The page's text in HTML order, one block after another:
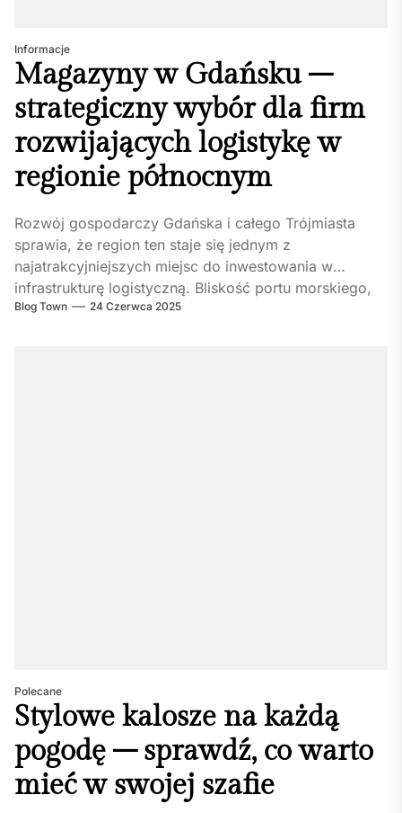
Informacje
Magazyny w Gdańsku –
strategiczny wybór dla firm
rozwijających logistykę w
regionie północnym
Rozwój gospodarczy Gdańska i całego Trójmiasta
sprawia, że region ten staje się jednym z
najatrakcyjniejszych miejsc do inwestowania w
infrastrukturę logistyczną. Bliskość portu morskiego,
doskonała...
Blog Town 24 Czerwca 2025
Polecane
Stylowe kalosze na każdą
pogodę – sprawdź, co warto
mieć w swojej szafie